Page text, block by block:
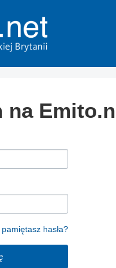
na
pamiętasz hasła?